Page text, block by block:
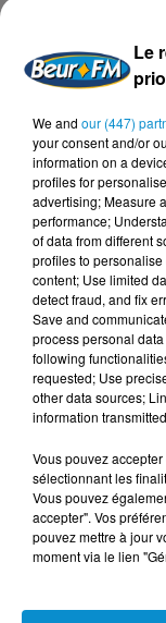
2 ans et demi
d'invités, des fous
profondes
Collector !
DERNIERS
Le
We and our (447)
your consent and/or
information on a
profiles for
advertising; Measure
performance;
of data from different
profiles to
content; Use limited
detect fraud, and fix
Save and
process personal
following
requested; Use
other data sources;
information
Vous pouvez
sélectionnant les
Vous pouvez
accepter". Vos
pouvez mettre à jour
moment via le lien